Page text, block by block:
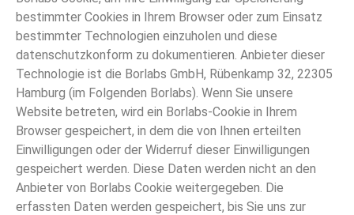
bestimmter Cookies in Ihrem Browser oder zum Einsatz
bestimmter Technologien einzuholen und diese
datenschutzkonform zu dokumentieren. Anbieter dieser
Technologie ist die Borlabs GmbH, Rübenkamp 32, 22305
Hamburg (im Folgenden Borlabs). Wenn Sie unsere
Website betreten, wird ein Borlabs-Cookie in Ihrem
Browser gespeichert, in dem die von Ihnen erteilten
Einwilligungen oder der Widerruf dieser Einwilligungen
gespeichert werden. Diese Daten werden nicht an den
Anbieter von Borlabs Cookie weitergegeben. Die
erfassten Daten werden gespeichert, bis Sie uns zur